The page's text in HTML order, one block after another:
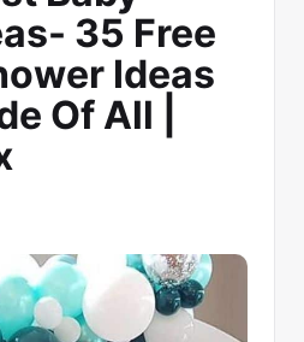
35 Free
Ideas
Of All |